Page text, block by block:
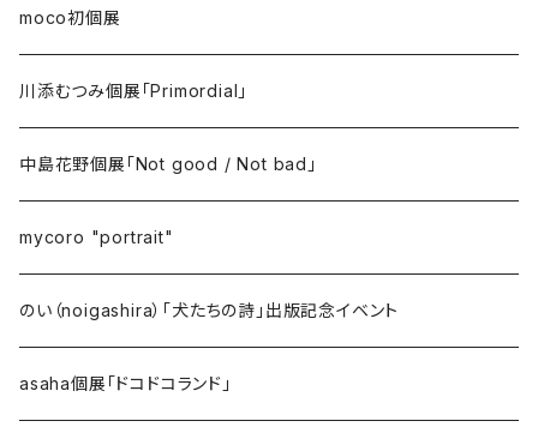
moco初個展
川添むつみ個展「Primordial」
中島花野個展「Not good / Not bad」
mycoro "portrait"
のい（noigashira）「犬たちの詩」出版記念イベント
asaha個展「ドコドコランド」